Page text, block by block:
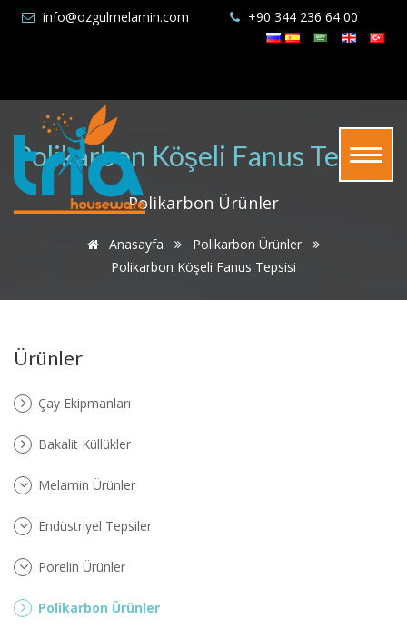
info@ozgulmelamin.com +90 344 236 64 00
Polikarbon Köşeli Fanus Tepsisi
Polikarbon Ürünler
Anasayfa
Polikarbon Ürünler
Polikarbon Köşeli Fanus Tepsisi
Ürünler
Çay Ekipmanları
Bakalit Küllükler
Melamin Ürünler
Endüstriyel Tepsiler
Porelin Ürünler
Polikarbon Ürünler